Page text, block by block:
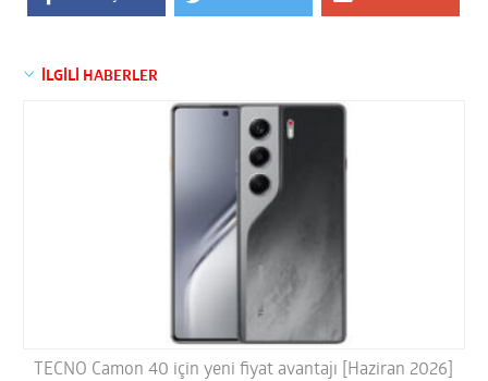
İLGİLİ HABERLER
TECNO Camon 40 için yeni fiyat avantajı [Haziran 2026]